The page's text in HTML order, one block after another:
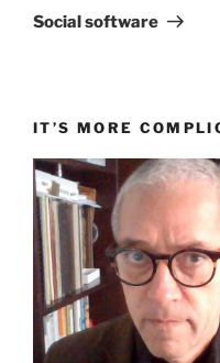
successivo
Social software
IT’S MORE